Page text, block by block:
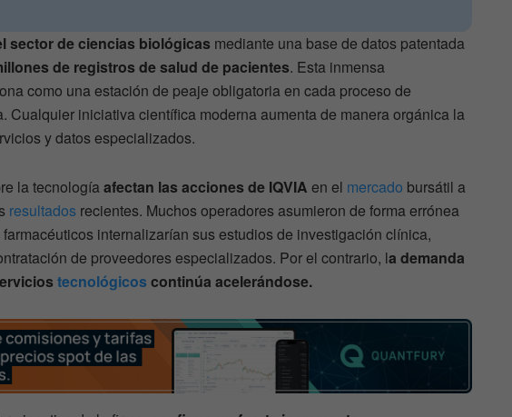
sector de ciencias biológicas mediante una base de datos patentada
de registros de salud de pacientes. Esta inmensa
como una estación de peaje obligatoria en cada proceso de
Cualquier iniciativa científica moderna aumenta de manera orgánica la
y datos especializados.
la tecnologíaafectan las acciones de IQVIA en el mercado bursátil a
resultados recientes. Muchos operadores asumieron de forma errónea
internalizarían sus estudios de investigación clínica,
de proveedores especializados. Por el contrario, la demanda
tecnológicos continúa acelerándose.